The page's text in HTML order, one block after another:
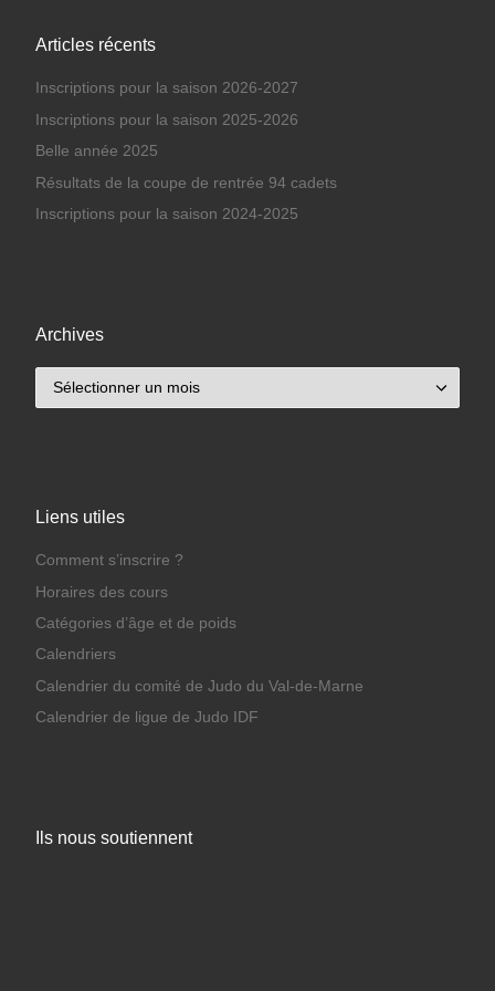
Articles récents
Inscriptions pour la saison 2026-2027
Inscriptions pour la saison 2025-2026
Belle année 2025
Résultats de la coupe de rentrée 94 cadets
Inscriptions pour la saison 2024-2025
Archives
Liens utiles
Comment s’inscrire ?
Horaires des cours
Catégories d’âge et de poids
Calendriers
Calendrier du comité de Judo du Val-de-Marne
Calendrier de ligue de Judo IDF
Ils nous soutiennent